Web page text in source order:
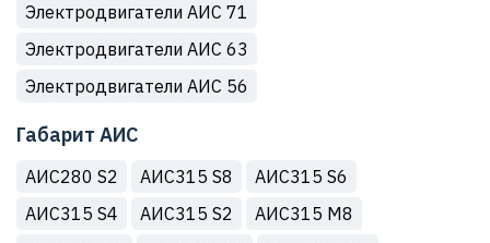
Электродвигатели АИС 71
Электродвигатели АИС 63
Электродвигатели АИС 56
Габарит АИС
АИС280 S2 АИС315 S8
АИС315 S6
АИС315 S4
АИС315 S2
АИС315 M8